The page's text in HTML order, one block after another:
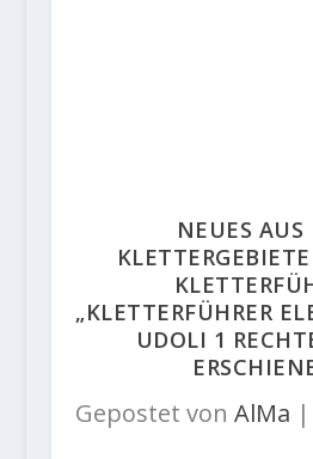
NEUES AUS
„KLETTERFÜHRER
UDOLI 1
Gepostet von AlMa |